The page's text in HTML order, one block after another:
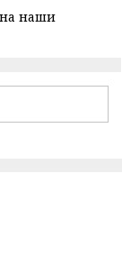
наши